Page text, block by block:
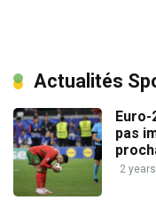
Actualités
Euro-
pas
2